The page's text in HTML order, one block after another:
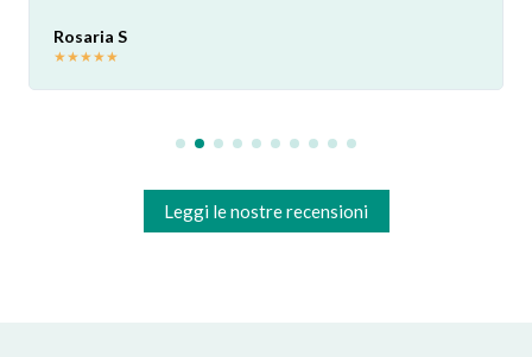
Rosaria S
★★★★★
Leggi le nostre recensioni